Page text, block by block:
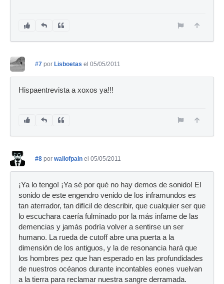
#7 por Lisboetas el 05/05/2011
Hispaentrevista a xoxos ya!!!
#8 por wallofpain el 05/05/2011
¡Ya lo tengo! ¡Ya sé por qué no hay demos de sonido! El
sonido de este engendro venido de los inframundos es
tan aterrador, tan difícil de describir, que cualquier ser que
lo escuchara caería fulminado por la más infame de las
demencias y jamás podría volver a sentirse un ser
humano. La rueda de cutoff abre una puerta a la
dimensión de los antiguos, y la de resonancia hará que
los hombres pez que han esperado en las profundidades
de nuestros océanos durante incontables eones vuelvan
a la tierra para reclamar nuestra sangre derramada.